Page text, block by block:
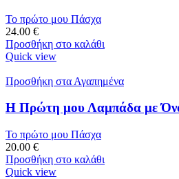
Το πρώτο μου Πάσχα
24.00 €
Προσθήκη στο καλάθι
Quick view
Προσθήκη στα Αγαπημένα
Η Πρώτη μου Λαμπάδα με
Το πρώτο μου Πάσχα
20.00 €
Προσθήκη στο καλάθι
Quick view